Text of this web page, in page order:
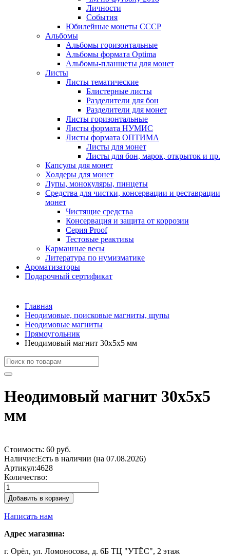
Личности
События
Юбилейные монеты СССР
Альбомы
Альбомы горизонтальные
Альбомы формата Optima
Альбомы-планшеты для монет
Листы
Листы тематические
Блистерные листы
Разделители для бон
Разделители для монет
Листы горизонтальные
Листы формата НУМИС
Листы формата ОПТИМА
Листы для монет
Листы для бон, марок, открыток и пр.
Капсулы для монет
Холдеры для монет
Лупы, монокуляры, пинцеты
Средства для чистки, консервации и реставрации
монет
Чистящие средства
Консервация и защита от коррозии
Серия Proof
Тестовые реактивы
Карманные весы
Литература по нумизматике
Ароматизаторы
Подарочный сертификат
Главная
Неодимовые, поисковые магниты, щупы
Неодимовые магниты
Прямоугольник
Неодимовый магнит 30х5х5 мм
Неодимовый магнит 30х5х5
мм
Стоимость: 60 руб.
Наличие:Есть в наличии (на 07.08.2026)
Артикул:4628
Количество:
Добавить в корзину
Написать нам
Адрес магазина:
г. Орёл, ул. Ломоносова, д. 6Б ТЦ "УТЁС", 2 этаж